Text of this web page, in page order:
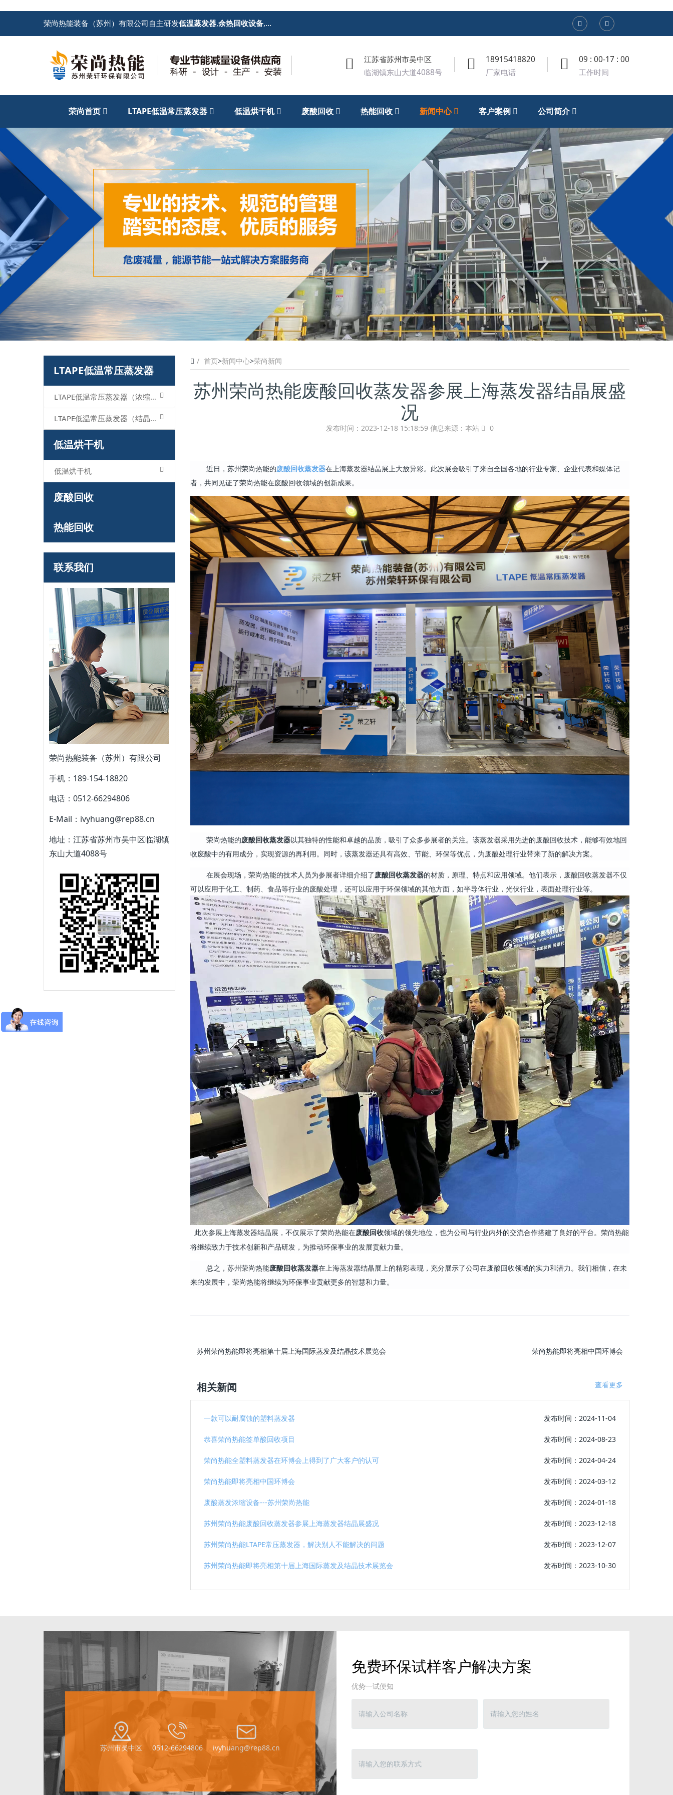
荣尚热能装备（苏州）有限公司自主研发低温蒸发器,余热回收设备,废酸回收处理设备
江苏省苏州市吴中区
临湖镇东山大道4088号
18915418820
厂家电话
09 : 00-17 : 00
工作时间
荣尚首页 LTAPE低温常压蒸发器 低温烘干机 废酸回收 热能回收 新闻中心 客户案例 公司简介
首页>新闻中心>荣尚新闻
苏州荣尚热能废酸回收蒸发器参展上海蒸发器结晶展盛
况
发布时间：2023-12-18 15:18:59 信息来源：本站 0
近日，苏州荣尚热能的废酸回收蒸发器在上海蒸发器结晶展上大放异彩。此次展会吸引了来自全国各地的行业专家、企业代表和媒体记
者，共同见证了荣尚热能在废酸回收领域的创新成果。
荣尚热能的废酸回收蒸发器以其独特的性能和卓越的品质，吸引了众多参展者的关注。该蒸发器采用先进的废酸回收技术，能够有效地回
收废酸中的有用成分，实现资源的再利用。同时，该蒸发器还具有高效、节能、环保等优点，为废酸处理行业带来了新的解决方案。
在展会现场，荣尚热能的技术人员为参展者详细介绍了 废酸回收蒸发器的材质，原理、特点和应用领域。他们表示，废酸回收蒸发器不仅
可以应用于化工、制药、食品等行业的废酸处理，还可以应用于环保领域的其他方面，如半导体行业，光伏行业，表面处理行业等。
此次参展上海蒸发器结晶展，不仅展示了荣尚热能在废酸回收领域的领先地位，也为公司与行业内外的交流合作搭建了良好的平台。荣尚热能
将继续致力于技术创新和产品研发，为推动环保事业的发展贡献力量。
总之，苏州荣尚热能废酸回收蒸发器在上海蒸发器结晶展上的精彩表现，充分展示了公司在废酸回收领域的实力和潜力。我们相信，在未
来的发展中，荣尚热能将继续为环保事业贡献更多的智慧和力量。
苏州荣尚热能即将亮相第十届上海国际蒸发及结晶技术展览会 荣尚热能即将亮相中国环博会
相关新闻 查看更多
一款可以耐腐蚀的塑料蒸发器 发布时间：2024-11-04
恭喜荣尚热能签单酸回收项目 发布时间：2024-08-23
荣尚热能全塑料蒸发器在环博会上得到了广大客户的认可 发布时间：2024-04-24
荣尚热能即将亮相中国环博会 发布时间：2024-03-12
废酸蒸发浓缩设备---苏州荣尚热能 发布时间：2024-01-18
苏州荣尚热能废酸回收蒸发器参展上海蒸发器结晶展盛况 发布时间：2023-12-18
苏州荣尚热能LTAPE常压蒸发器，解决别人不能解决的问题 发布时间：2023-12-07
苏州荣尚热能即将亮相第十届上海国际蒸发及结晶技术展览会 发布时间：2023-10-30
LTAPE低温常压蒸发器
LTAPE低温常压蒸发器（浓缩型）
LTAPE低温常压蒸发器（结晶型）
低温烘干机
低温烘干机
废酸回收
热能回收
联系我们
荣尚热能装备（苏州）有限公司
手机：189-154-18820
电话：0512-66294806
E-Mail：ivyhuang@rep88.cn
地址：江苏省苏州市吴中区临湖镇
东山大道4088号
苏州市吴中区 0512-66294806 ivyhuang@rep88.cn
免费环保试样客户解决方案
优势一试便知